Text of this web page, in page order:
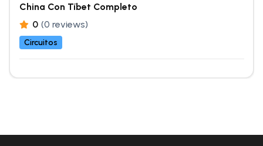
China Con Tíbet Completo
0 (0 reviews)
Circuitos